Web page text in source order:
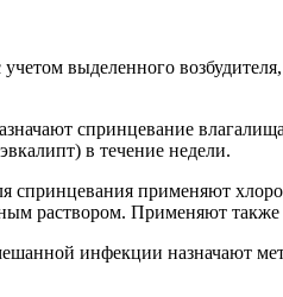
учетом выделенного
спринцевание
в течение недели.
спринцевания применяют
раствором. Применяют
инфекции назначают